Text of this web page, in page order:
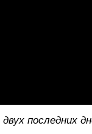
последних